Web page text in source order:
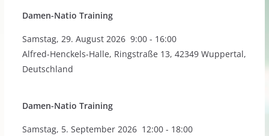
Damen-Natio Training
Samstag, 29. August 2026 9:00- 16:00
Alfred-Henckels-Halle, Ringstraße 13, 42349 Wuppertal,
Deutschland
Damen-Natio Training
Samstag, 5. September 2026 12:00- 18:00